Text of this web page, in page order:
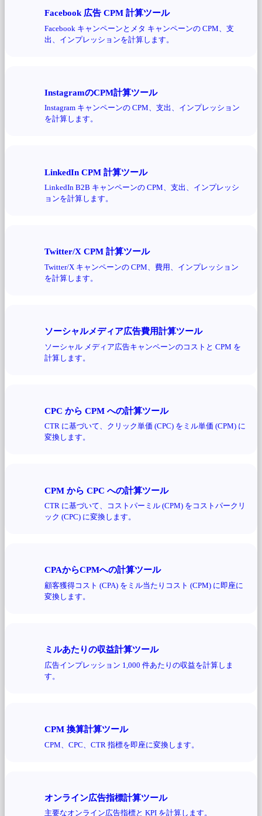
Facebook 広告 CPM 計算ツール
Facebook キャンペーンとメタ キャンペーンの CPM、支
出、インプレッションを計算します。
InstagramのCPM計算ツール
Instagram キャンペーンの CPM、支出、インプレッション
を計算します。
LinkedIn CPM 計算ツール
LinkedIn B2B キャンペーンの CPM、支出、インプレッシ
ョンを計算します。
Twitter/X CPM 計算ツール
Twitter/X キャンペーンの CPM、費用、インプレッション
を計算します。
ソーシャルメディア広告費用計算ツール
ソーシャル メディア広告キャンペーンのコストと CPM を
計算します。
CPC から CPM への計算ツール
CTR に基づいて、クリック単価 (CPC) をミル単価 (CPM) に
変換します。
CPM から CPC への計算ツール
CTR に基づいて、コストパーミル (CPM) をコストパークリ
ック (CPC) に変換します。
CPAからCPMへの計算ツール
顧客獲得コスト (CPA) をミル当たりコスト (CPM) に即座に
変換します。
ミルあたりの収益計算ツール
広告インプレッション 1,000 件あたりの収益を計算しま
す。
CPM 換算計算ツール
CPM、CPC、CTR 指標を即座に変換します。
オンライン広告指標計算ツール
主要なオンライン広告指標と KPI を計算します。